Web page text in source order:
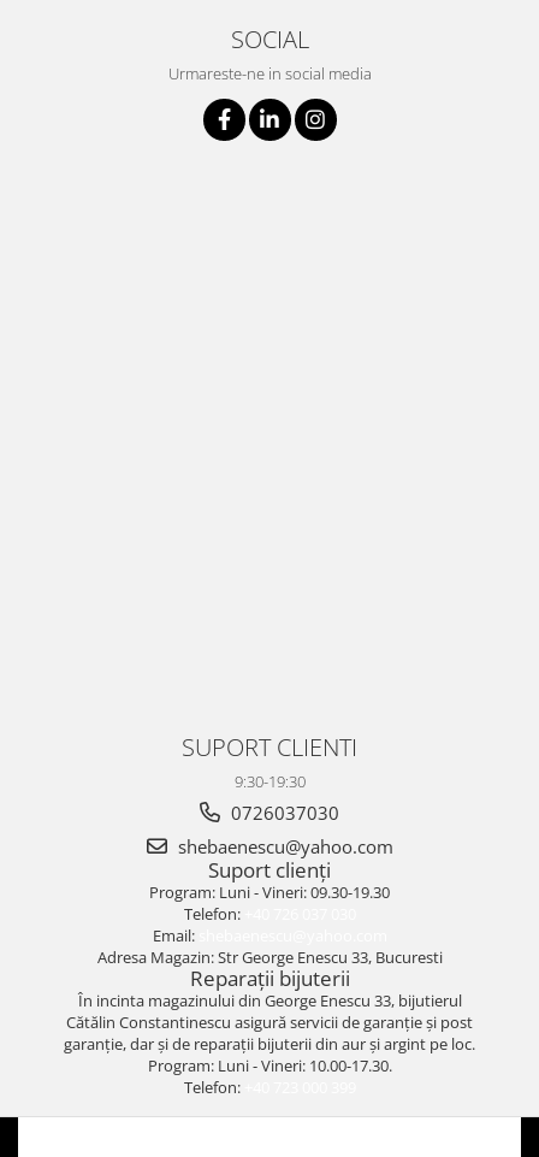
SOCIAL
Urmareste-ne in social media
SUPORT CLIENTI
9:30-19:30
0726037030
shebaenescu@yahoo.com
Suport clienți
Program: Luni - Vineri: 09.30-19.30
Telefon:
Email:
Adresa Magazin: Str George Enescu 33, Bucuresti
Reparații bijuterii
În incinta magazinului din George Enescu 33, bijutierul
Cătălin Constantinescu asigură servicii de garanție și post
garanție, dar și de reparații bijuterii din aur și argint pe loc.
Program: Luni - Vineri: 10.00-17.30.
Telefon: